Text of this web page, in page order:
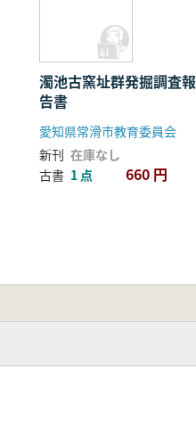
濁池古窯址群発掘調査報
告書
愛知県常滑市教育委員会
新刊 在庫なし
古書 1 点 660 円